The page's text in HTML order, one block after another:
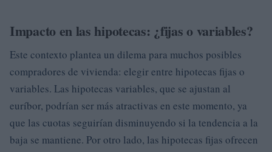
Impacto en las hipotecas: ¿fijas o variables?
Este contexto plantea un dilema para muchos posibles
compradores de vivienda: elegir entre hipotecas fijas o
variables. Las hipotecas variables, que se ajustan al
euríbor, podrían ser más atractivas en este momento, ya
que las cuotas seguirían disminuyendo si la tendencia a la
baja se mantiene. Por otro lado, las hipotecas fijas ofrecen